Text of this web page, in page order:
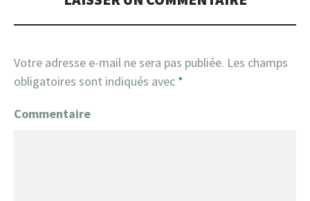
Votre adresse e-mail ne sera pas publiée. Les champs
obligatoires sont indiqués avec *
Commentaire